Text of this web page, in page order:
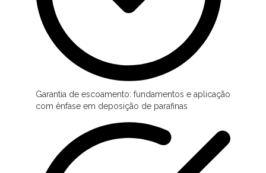
Garantia de escoamento: fundamentos e aplicação
com ênfase em deposição de parafinas